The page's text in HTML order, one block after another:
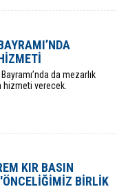
da mezarlık
verecek.
KIR BASIN
BİRLİK